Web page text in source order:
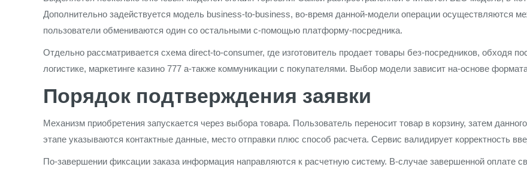
Дополнительно задействуется модель business-to-business, во-время данной-модели операции осуществляются
пользователи обмениваются один со остальными с-помощью платформу-посредника.
Отдельно рассматривается схема direct-to-consumer, где изготовитель продает товары без-посредников, обходя
логистике, маркетинге казино 777 а-также коммуникации с покупателями. Выбор модели зависит на-основе
Порядок подтверждения заявки
Механизм приобретения запускается через выбора товара. Пользователь переносит товар в корзину, затем
этапе указываются контактные данные, место отправки плюс способ расчета. Сервис валидирует корректность
По-завершении фиксации заказа информация направляются к расчетную систему. В-случае завершенной оплате